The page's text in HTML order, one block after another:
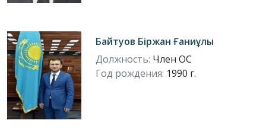
Байтуов Біржан Ғаниұлы
Должность: Член ОС
Год рождения: 1990 г.